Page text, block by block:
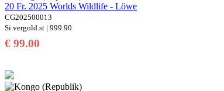
20 Fr. 2025 Worlds Wildlife - Löwe
CG202500013
Si vergold.st | 999.90
€ 99.00